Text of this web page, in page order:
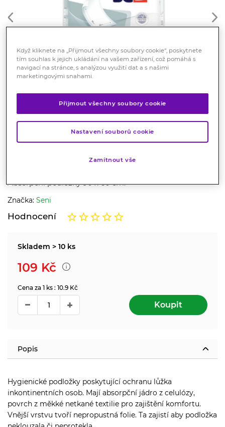
VÝHODNÁ CENA
Seni Soft Basic hygienické
Absorpční podložky 90 x 60 cm.
Značka: Seni
Hodnocení
Skladem > 10 ks
109 Kč
Cena za 1 ks : 10.9 Kč
Koupit
Popis
Hygienické podložky poskytující ochranu lůžka
inkontinentních osob. Mají absorpční jádro z celulózy,
povrch z měkké netkané textilie pro zajištění komfortu.
Vnější vrstvu tvoří nepropustná folie. Ta zajistí aby podložka
Když kliknete na „Přijmout všechny soubory cookie“, poskytnete
tím souhlas k jejich ukládání na vašem zařízení, což pomáhá s
navigací na stránce, s analýzou využití dat a s našimi
marketingovými snahami.
Přijmout všechny soubory cookie
Nastavení souborů cookie
Zamítnout vše